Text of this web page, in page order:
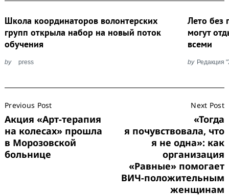
Школа координаторов волонтерских
групп открыла набор на новый поток
обучения
by press
Лето без
могут
всеми
by Редакция
Navigation
Previous Post
Акция «Арт-терапия
на колесах» прошла
в Морозовской
больнице
Next Post
«Тогда
я почувствовала, что
я не одна»: как
организация
«Равные» помогает
ВИЧ-положительным
женщинам